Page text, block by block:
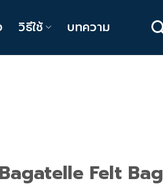
วิธีใช้ บทความ
Felt Bag